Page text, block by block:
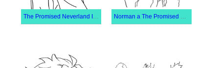
The Promised Neverland Isabella Norman a The Promised Neverland Ban